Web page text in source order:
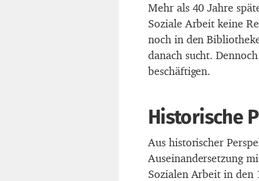
Mehr als 40 Jahre
Soziale Arbeit keine
noch in den
danach sucht.
beschäftigen.
Historische
Aus historischer
Auseinandersetzung
Sozialen Arbeit in den